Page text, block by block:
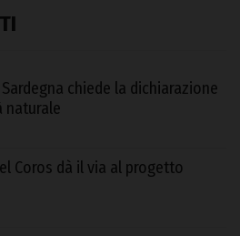
chiede la dichiarazione
naturale
Coros dà il via al progetto